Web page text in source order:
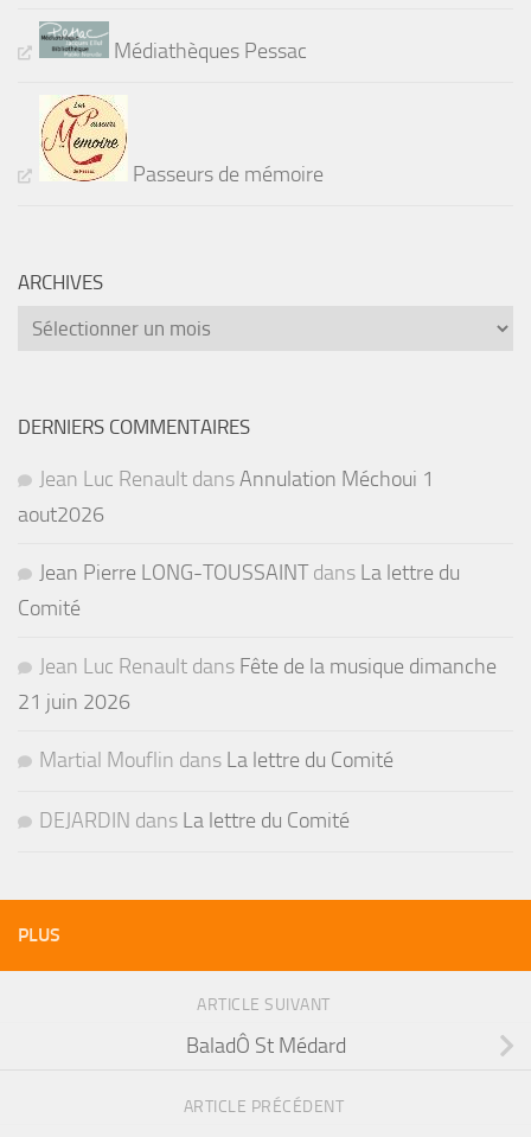
Médiathèques Pessac
Passeurs de mémoire
ARCHIVES
Archives
DERNIERS COMMENTAIRES
Jean Luc Renault dansAnnulation Méchoui 1
aout2026
Jean Pierre LONG-TOUSSAINTdans La lettre du
Comité
Jean Luc Renault dans Fête de la musique dimanche
21 juin 2026
Martial Mouflin dans La lettre du Comité
DEJARDIN dans La lettre du Comité
PLUS
ARTICLE SUIVANT
BaladÔ St Médard
ARTICLE PRÉCÉDENT